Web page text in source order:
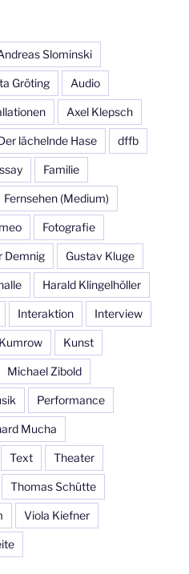
Slominski
Gröting Audio
Axel Klepsch
lächelnde Hase dffb
Familie
Fernsehen (Medium)
Fotografie
Demnig Gustav Kluge
Harald Klingelhöller
Interaktion Interview
Kunst
Michael Zibold
Performance
Mucha
Text Theater
Thomas Schütte
Viola Kiefner